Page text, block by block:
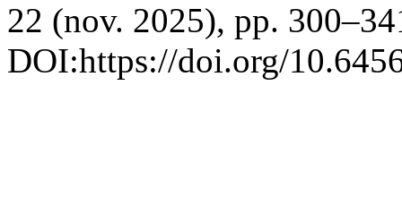
22 (nov. 2025), pp.
DOI:https://doi.org/